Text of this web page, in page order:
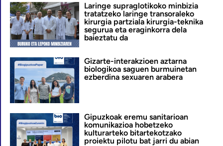
Laringe supraglotikoko minbizia
tratatzeko laringe transoraleko
kirurgia partziala kirurgia-teknika
segurua eta eraginkorra dela
baieztatu da
Gizarte-interakzioen aztarna
biologikoa saguen burmuinetan
ezberdina sexuaren arabera
Gipuzkoak eremu sanitarioan
komunikazioa hobetzeko
kulturarteko bitartekotzako
proiektu pilotu bat jarri du abian